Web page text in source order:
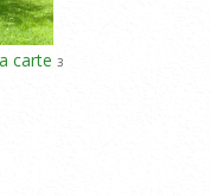
carte 3